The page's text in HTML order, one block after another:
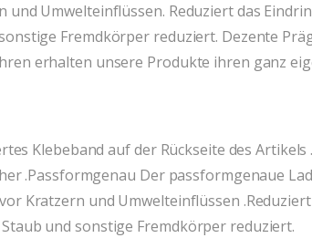
und Umwelteinflüssen. Reduziert das
Fremdkörper reduziert. Dezente
erhalten unsere Produkte ihren ganz
Klebeband auf der Rückseite des
.Passformgenau Der passformgenaue
Kratzern und Umwelteinflüssen
und sonstige Fremdkörper reduziert.